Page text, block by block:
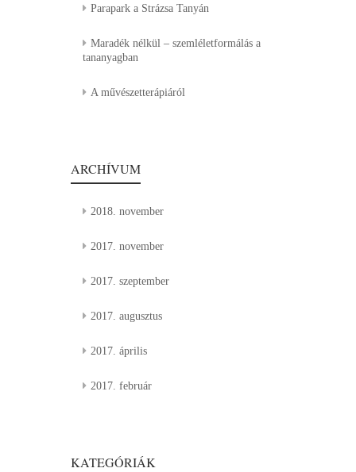
Parapark a Strázsa Tanyán
Maradék nélkül – szemléletformálás a
tananyagban
A művészetterápiáról
ARCHÍVUM
2018. november
2017. november
2017. szeptember
2017. augusztus
2017. április
2017. február
KATEGÓRIÁK